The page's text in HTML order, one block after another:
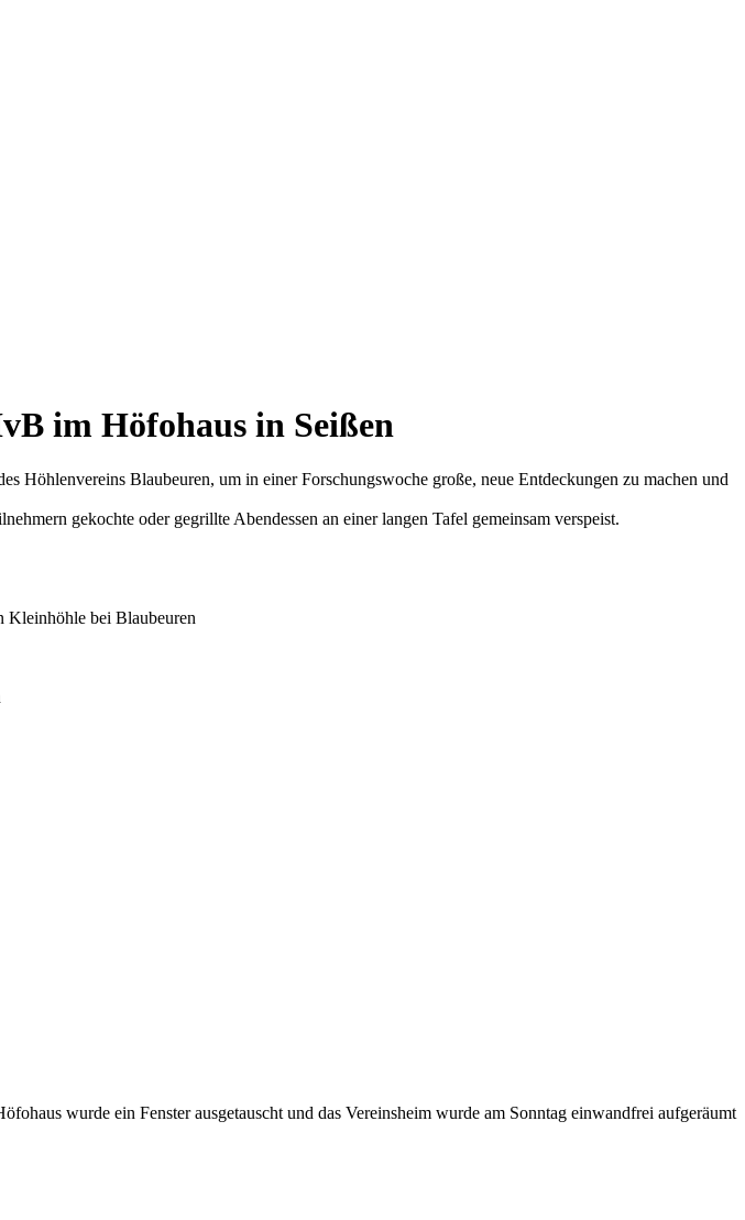
im Höfohaus in Seißen
Höhlenvereins Blaubeuren, um in einer Forschungswoche große, neue Entdeckungen zu machen und
gekochte oder gegrillte Abendessen an einer langen Tafel gemeinsam verspeist.
Kleinhöhle bei Blaubeuren
wurde ein Fenster ausgetauscht und das Vereinsheim wurde am Sonntag einwandfrei aufgeräumt